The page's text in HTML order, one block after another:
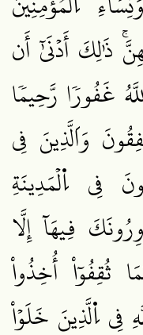
ذَٰلِكَ أَدۡنَىٰٓ أَن
غَفُورٗا رَّحِيمٗا
وَاَلَّذِينَ فِي
فِي اِ۬لۡمَدِينَةِ
فِيهَآ إِلَّا
ثُقِفُوٓاْ أُخِذُواْ
فِي اِ۬لَّذِينَ خَلَوۡاْ